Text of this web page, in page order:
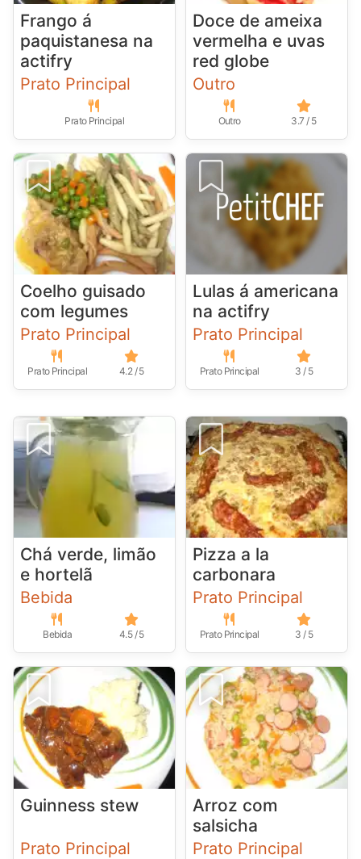
Frango á
paquistanesa na
actifry
Prato Principal
Prato Principal
Doce de ameixa
vermelha e uvas
red globe
Outro
Outro 3.7 / 5
Coelho guisado
com legumes
Prato Principal
Prato Principal 4.2 / 5
Lulas á americana
na actifry
Prato Principal
Prato Principal 3 / 5
Chá verde, limão
e hortelã
Bebida
Bebida 4.5 / 5
Pizza a la
carbonara
Prato Principal
Prato Principal 3 / 5
Guinness stew
Prato Principal
Arroz com
salsicha
Prato Principal